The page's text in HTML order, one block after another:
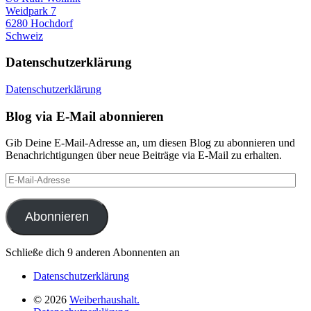
Weidpark 7
6280 Hochdorf
Schweiz
Datenschutzerklärung
Datenschutzerklärung
Blog via E-Mail abonnieren
Gib Deine E-Mail-Adresse an, um diesen Blog zu abonnieren und
Benachrichtigungen über neue Beiträge via E-Mail zu erhalten.
E-
Mail-
Adresse
Abonnieren
Schließe dich 9 anderen Abonnenten an
Datenschutzerklärung
© 2026 Weiberhaushalt.